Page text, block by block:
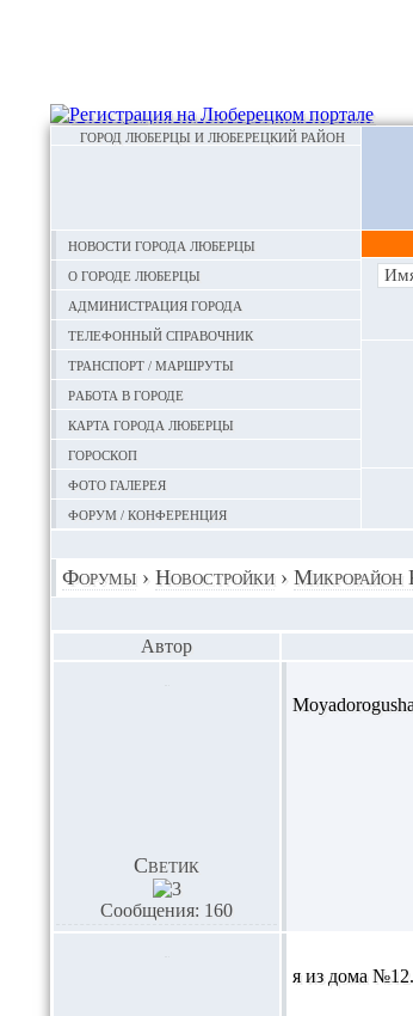
ГОРОД ЛЮБЕРЦЫ И ЛЮБЕРЕЦКИЙ РАЙОН
Новости города Люберцы
О городе Люберцы
Администрация города
Телефонный справочник
Транспорт / маршруты
Работа в городе
Карта города Люберцы
Гороскоп
Фото галерея
Форум / конференция
Форумы › Новостройки › Микрорайон
Автор
Светик
Сообщения: 160
я из дома №12.